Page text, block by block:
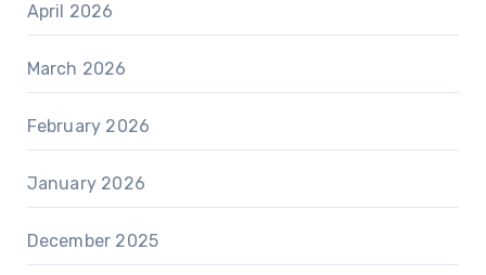
April 2026
March 2026
February 2026
January 2026
December 2025